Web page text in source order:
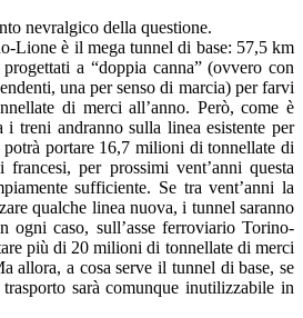
nevralgico della questione.
Lione è il mega tunnel di base: 57,5 km
a “doppia canna” (ovvero con
una per senso di marcia) per farvi
di merci all’anno. Però, come è
i treni andranno sulla linea esistente per
portare 16,7 milioni di tonnellate di
francesi, per prossimi vent’anni questa
sufficiente. Se tra vent’anni la
qualche linea nuova, i tunnel saranno
ogni caso, sull’asse ferroviario Torino-
più di 20 milioni di tonnellate di merci
allora, a cosa serve il tunnel di base, se
sarà comunque inutilizzabile in